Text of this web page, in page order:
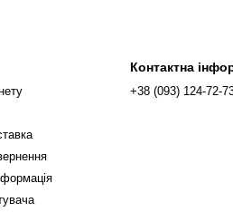
Контактна
+38 (093) 124-72-